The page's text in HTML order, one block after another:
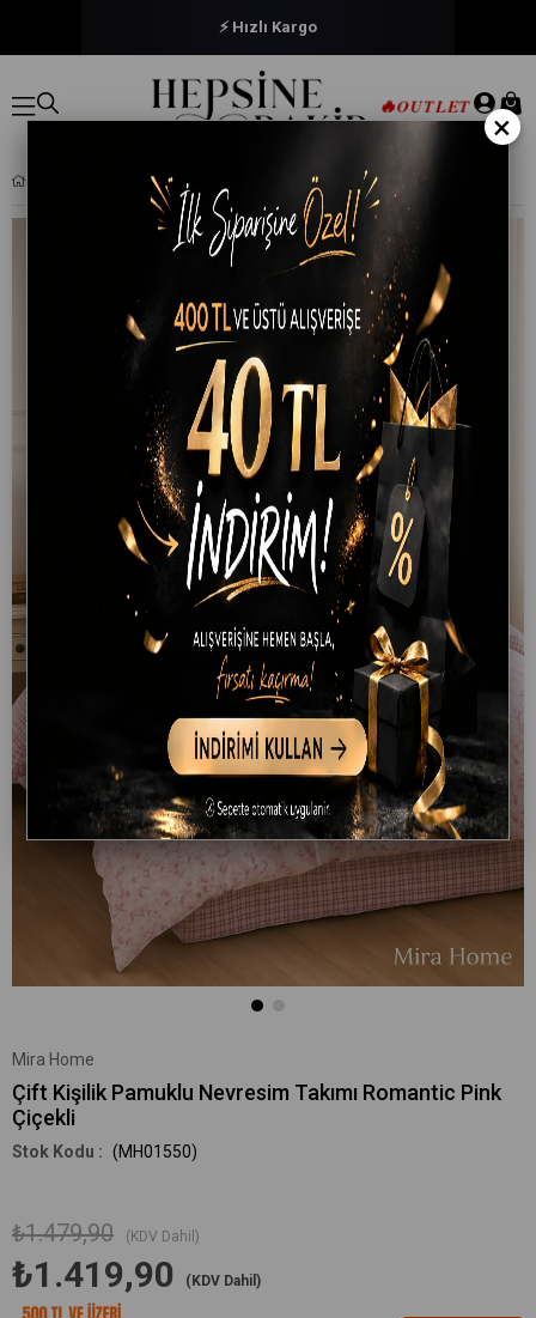
🔒 Güvenli Ödeme
🔥OUTLET
Mira Home
Çift Kişilik Pamuklu Nevresim Takımı Romantic Pink
Çiçekli
(MH01550)
₺1.479,90 (KDV Dahil)
₺1.419,90 (KDV Dahil)
×